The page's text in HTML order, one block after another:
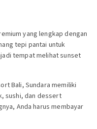
yang lengkap dengan
tepi pantai untuk
tempat melihat sunset
Bali, Sundara memiliki
sushi, dan dessert
Anda harus membayar